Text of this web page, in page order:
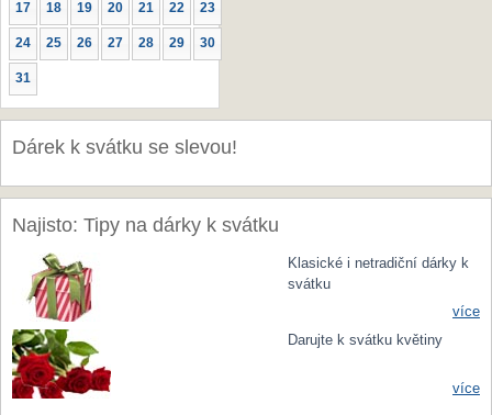
17 18 19 20 21 22 23
24 25 26 27 28 29 30
31
Dárek k svátku se slevou!
Najisto: Tipy na dárky k svátku
Klasické i netradiční dárky k
svátku
více
Darujte k svátku květiny
více